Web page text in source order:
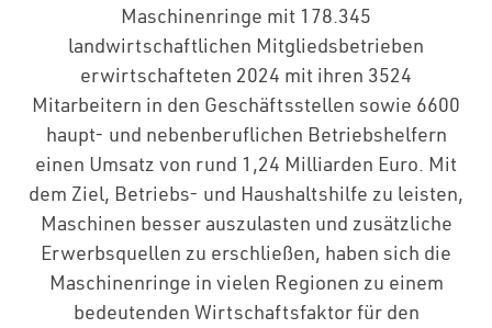
Maschinenringe mit 178.345
landwirtschaftlichen Mitgliedsbetrieben
erwirtschafteten 2024 mit ihren 3524
Mitarbeitern in den Geschäftsstellen sowie 6600
haupt- und nebenberuflichen Betriebshelfern
einen Umsatz von rund 1,24 Milliarden Euro. Mit
dem Ziel, Betriebs- und Haushaltshilfe zu leisten,
Maschinen besser auszulasten und zusätzliche
Erwerbsquellen zu erschließen, haben sich die
Maschinenringe in vielen Regionen zu einem
bedeutenden Wirtschaftsfaktor für den